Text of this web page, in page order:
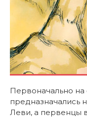
Первоначально
предназначались
Леви, а первенцы